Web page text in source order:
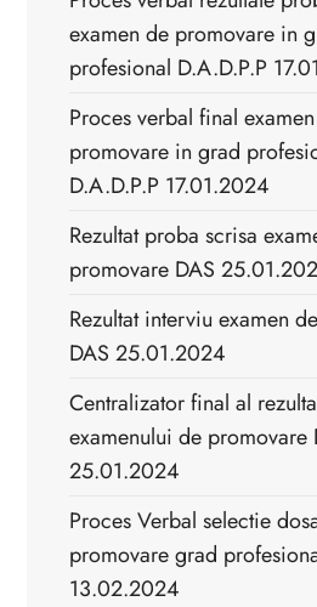
examen de promovare in
profesional D.A.D.P.P
Proces verbal final
promovare in grad
D.A.D.P.P 17.01.2024
Rezultat proba scrisa
promovare DAS
Rezultat interviu examen
DAS 25.01.2024
Centralizator final al
examenului de promovare
25.01.2024
Proces Verbal selectie
promovare grad
13.02.2024